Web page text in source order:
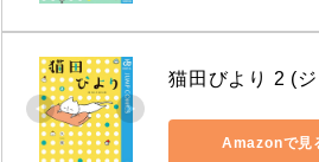
猫田びより 2 (
Amazonで見